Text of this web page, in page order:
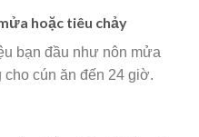
hoặc tiêu chảy
bạn đầu như nôn mửa
cún ăn đến 24 giờ.